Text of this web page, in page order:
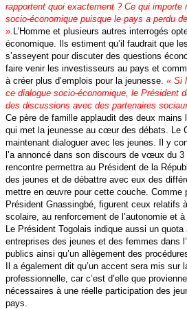
rapportent quoi exactement ? Ce qui importe
socio-économique puisque le pays a perdu
».
L’Homme et plusieurs autres interrogés
économique. Ils estiment qu’il faudrait que
s’asseyent pour discuter des questions
faire venir les investisseurs au pays et
à créer plus d’emplois pour la jeunesse. « Si
ce dialogue socio-économique, le Président
des discussions avec des partenaires
Ce père de famille applaudit des deux mains
qui met la jeunesse au cœur des débats. Le
maintenant dialoguer avec les jeunes. Il y
l’a annoncé dans son discours de vœux du
rencontre permettra au Président de la
des jeunes et de débattre avec eux des
mettre en œuvre pour cette couche. Comme
Président Gnassingbé, figurent ceux relatifs
scolaire, au renforcement de l’autonomie et à
Le Président Togolais indique aussi un
entreprises des jeunes et des femmes dans
publics ainsi qu’un allègement des
Il a également dit qu’un accent sera mis sur
professionnelle, car c’est d’elle que
nécessaires à une réelle participation des
pays.